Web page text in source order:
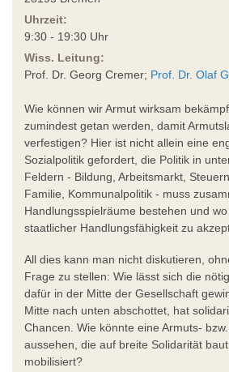
Uhrzeit:
9:30 - 19:30 Uhr
Wiss. Leitung:
Prof. Dr. Georg Cremer; Prof. Dr. Olaf
Wie können wir Armut wirksam
zumindest getan werden, damit
verfestigen? Hier ist nicht allein eine
Sozialpolitik gefordert, die Politik in
Feldern - Bildung, Arbeitsmarkt,
Familie, Kommunalpolitik - muss
Handlungsspielräume bestehen und
staatlicher Handlungsfähigkeit zu
All dies kann man nicht diskutieren,
Frage zu stellen: Wie lässt sich die
dafür in der Mitte der Gesellschaft
Mitte nach unten abschottet, hat
Chancen. Wie könnte eine Armuts-
aussehen, die auf breite Solidarität
mobilisiert?